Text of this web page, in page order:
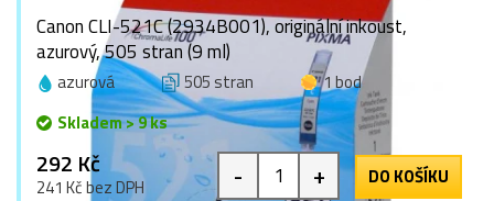
Canon CLI-521C (2934B001), originální inkoust,
azurový, 505 stran (9 ml)
azurová 505 stran
1 bod
Skladem > 9 ks
292 Kč
241 Kč bez DPH - + DO KOŠÍKU